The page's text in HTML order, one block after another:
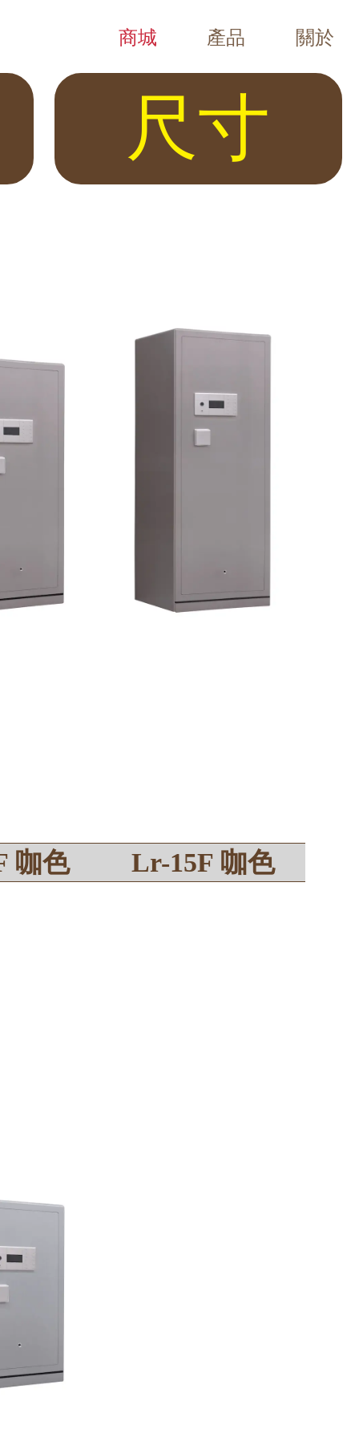
（Viper、Trident、Resolute、Europa、Fortis、
關於
產品
商城
尺寸
咖色 Lr-15F 咖色